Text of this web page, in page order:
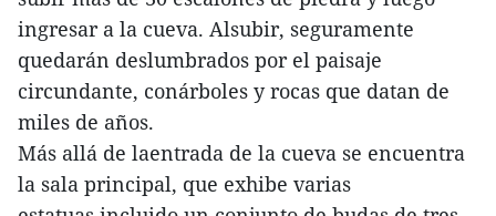
ingresar a la cueva. Alsubir, seguramente
quedarán deslumbrados por el paisaje
circundante, conárboles y rocas que datan de
miles de años.
Más allá de laentrada de la cueva se encuentra
la sala principal, que exhibe varias